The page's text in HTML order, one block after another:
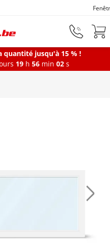
principal
depuis 1872
quantité jusqu'à 15 % !
19 h 56 min 01 s